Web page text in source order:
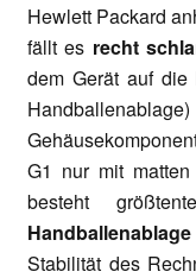
Hewlett Packard
fällt es recht
dem Gerät auf
G1 nur mit
besteht
Stabilität des